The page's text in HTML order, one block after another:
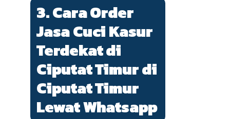
3. Cara Order
Jasa Cuci Kasur
Terdekat di
Ciputat Timur di
Ciputat Timur
Lewat Whatsapp